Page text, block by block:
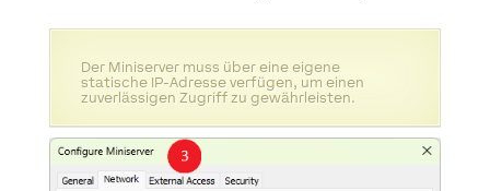
Der Miniserver muss über eine eigene
statische IP-Adresse verfügen, um einen
zuverlässigen Zugriff zu gewährleisten.